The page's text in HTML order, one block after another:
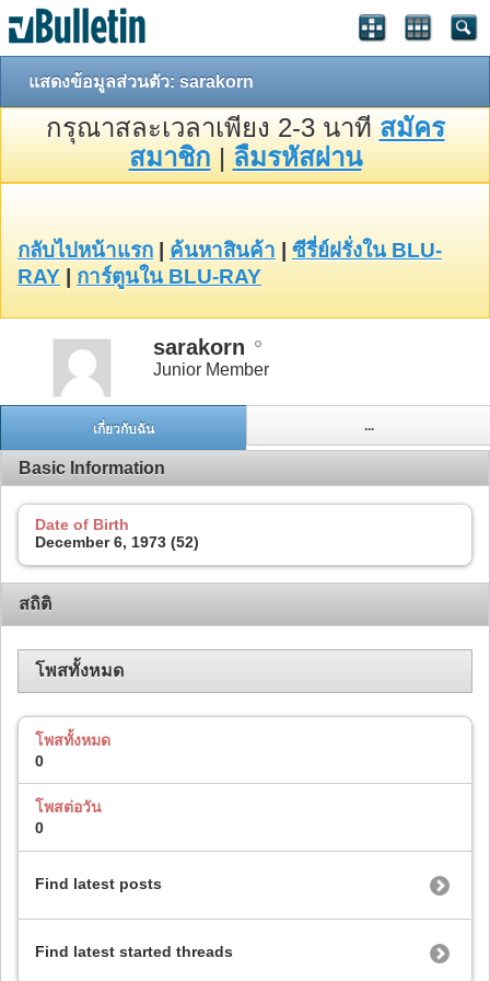
แสดงข้อมูลส่วนตัว: sarakorn
กรุณาสละเวลาเพียง 2-3 นาที สมัคร
สมาชิก | ลืมรหัสผ่าน
กลับไปหน้าแรก ค้นหาสินค้า
ซีรี่ย์ฝรั่งใน BLU-
RAY
การ์ตูนใน BLU-RAY
sarakorn
Junior Member
เกี่ยวกับฉัน ...
Basic Information
Date of Birth
December 6, 1973 (52)
สถิติ
โพสทั้งหมด
โพสทั้งหมด
0
โพสต่อวัน
0
Find latest posts
Find latest started threads